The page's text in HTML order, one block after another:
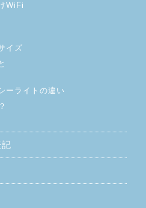
WiFi
イズ
ーライトの違い